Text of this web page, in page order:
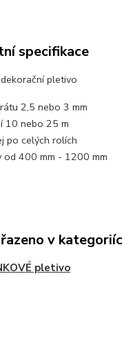
specifikace
pletivo
2,5 nebo 3 mm
10 nebo 25 m
po celých rolích
od 400 mm - 1200 mm
v
pletivo